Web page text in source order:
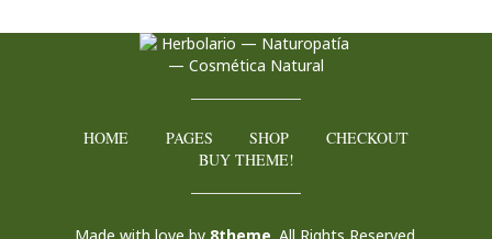
HOME PAGES SHOP
CHECKOUT
BUY THEME!